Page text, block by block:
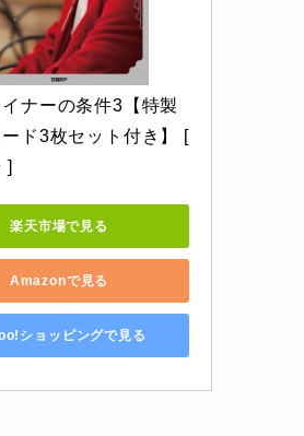
ナーの条件3【特製
ド3枚セット付き】 [
]
楽天市場で見る
Amazonで見る
ショッピングで見る